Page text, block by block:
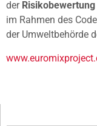
der Risikobewertung
im Rahmen des
der Umweltbehörde